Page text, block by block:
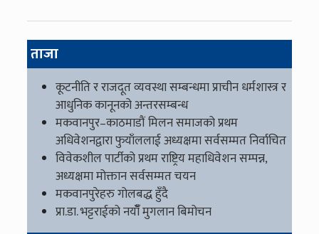
ताजा
कूटनीति र राजदूत व्यवस्था सम्बन्धमा प्राचीन धर्मशास्त्र र
आधुनिक कानूनको अन्तरसम्बन्ध
मकवानपुर–काठमाडौं मिलन समाजको प्रथम
अधिवेशनद्वारा फुयाँललाई अध्यक्षमा सर्वसम्मत निर्वाचित
विवेकशील पार्टीको प्रथम राष्ट्रिय महाधिवेशन सम्पन्न,
अध्यक्षमा मोक्तान सर्वसम्मत चयन
मकवानपुरेहरु गोलबद्ध हुँदै
प्रा.डा. भट्टराईको नयाँँ मुगलान बिमोचन